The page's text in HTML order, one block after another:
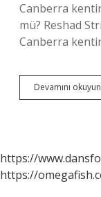
Canberra
mü? Reshad
Canberra
Devamını okuyun
https://
https://